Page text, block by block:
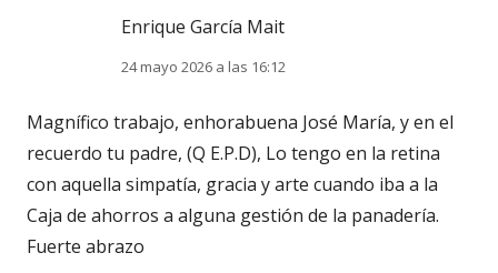
Enrique García Mait
24 mayo 2026 a las 16:12
Magnífico trabajo, enhorabuena José María, y en el
recuerdo tu padre, (Q E.P.D), Lo tengo en la retina
con aquella simpatía, gracia y arte cuando iba a la
Caja de ahorros a alguna gestión de la panadería.
Fuerte abrazo